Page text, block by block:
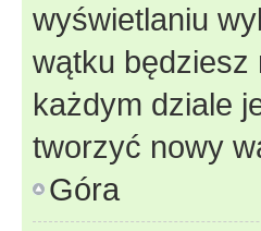
wyświetlaniu
wątku będziesz
każdym dziale
tworzyć nowy
Góra